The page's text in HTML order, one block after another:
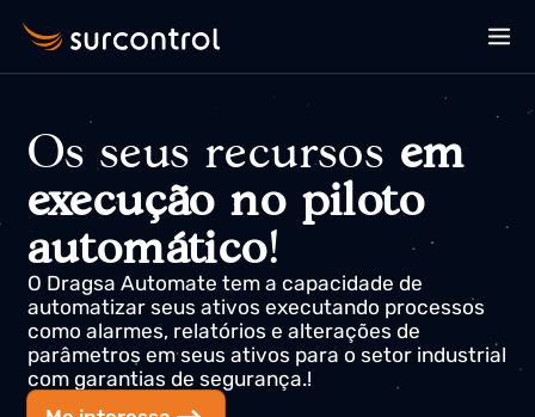
Os seus recursosem
execução no piloto
automático
O Dragsa Automate tem a capacidade de
automatizar seus ativos executando processos
como alarmes, relatórios e alterações de
parâmetros em seus ativos para o setor
com garantias de segurança.!